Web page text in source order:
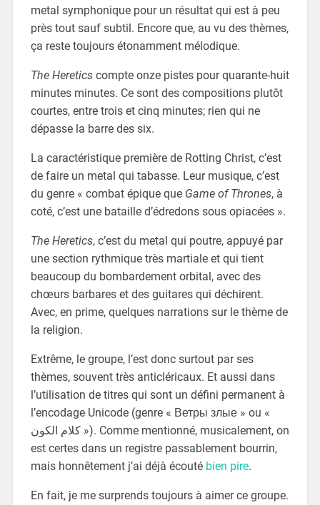
metal symphonique pour un résultat qui est à peu
près tout sauf subtil. Encore que, au vu des thèmes,
ça reste toujours étonamment mélodique.
The Hereticscompte onze pistes pour quarante-huit
minutes minutes. Ce sont des compositions plutôt
courtes, entre trois et cinq minutes; rien qui ne
dépasse la barre des six.
La caractéristique première de Rotting Christ, c’est
de faire un metal qui tabasse. Leur musique, c’est
du genre « combat épique que Game of Thrones, à
coté, c’est une bataille d’édredons sous opiacées ».
The Heretics, c’est du metal qui poutre, appuyé par
une section rythmique très martiale et qui tient
beaucoup du bombardement orbital, avec des
chœurs barbares et des guitares qui déchirent.
Avec, en prime, quelques narrations sur le thème de
la religion.
Extrême, le groupe, l’est donc surtout par ses
thèmes, souvent très anticléricaux. Et aussi dans
l’utilisation de titres qui sont un défini permanent à
l’encodage Unicode (genre « Ветры злые » ou «
كلام الكون »). Comme mentionné, musicalement, on
est certes dans un registre passablement bourrin,
mais honnêtement j’ai déjà écouté bien pire.
En fait, je me surprends toujours à aimer ce groupe.